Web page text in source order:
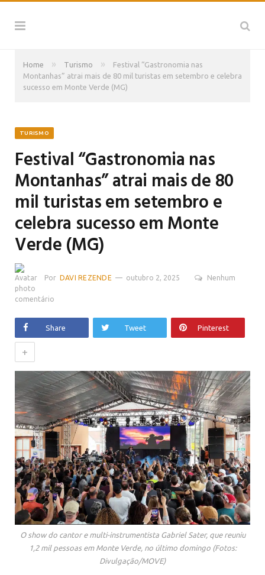
Home » Turismo »
Festival “Gastronomia nas
Montanhas” atrai mais de 80 mil turistas em setembro e celebra
sucesso em Monte Verde (MG)
TURISMO
Festival “Gastronomia nas
Montanhas” atrai mais de 80
mil turistas em setembro e
celebra sucesso em Monte
Verde (MG)
Por DAVI REZENDE outubro 2, 2025 Nenhum
comentário
Share Tweet Pinterest
+
O show do cantor e multi-instrumentista Gabriel Sater, que reuniu
1,2 mil pessoas em Monte Verde, no último domingo (Fotos:
Divulgação/MOVE)